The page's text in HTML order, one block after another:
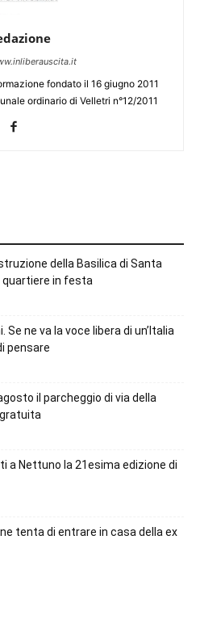
fondato il 16 giugno 2011
ordinario di Velletri n°12/2011
della Basilica di Santa
quartiere in festa
Se ne va la voce libera di un’Italia
pensare
il parcheggio di via della
a Nettuno la 21esima edizione di
tenta di entrare in casa della ex